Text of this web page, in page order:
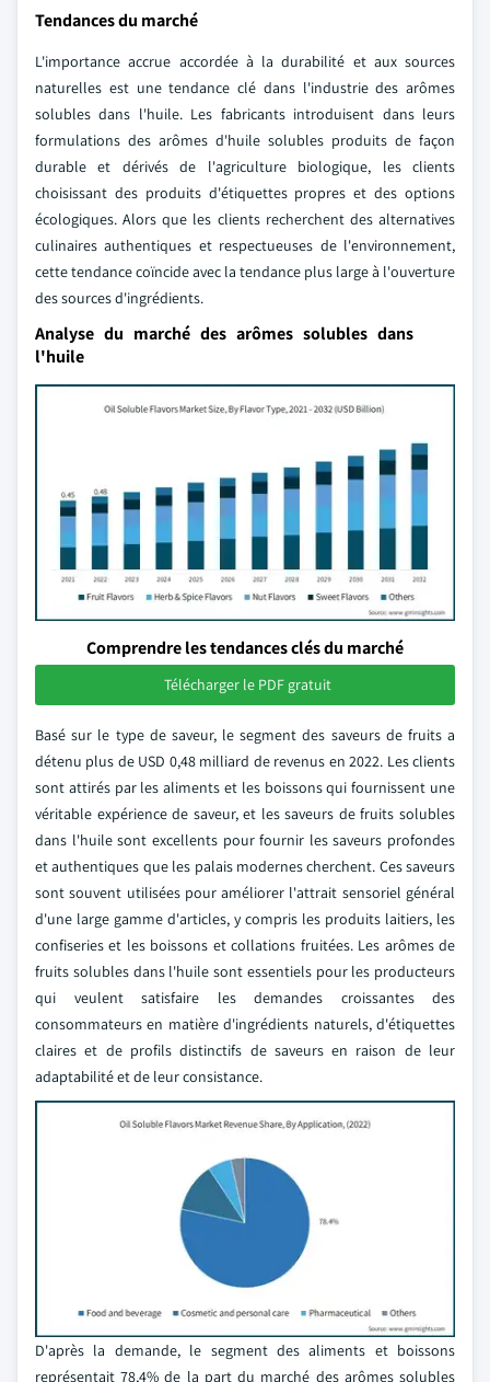
Tendances du marché
L'importance accrue accordée à la durabilité et aux sources
naturelles est une tendance clé dans l'industrie des arômes
solubles dans l'huile. Les fabricants introduisent dans leurs
formulations des arômes d'huile solubles produits de façon
durable et dérivés de l'agriculture biologique, les clients
choisissant des produits d'étiquettes propres et des options
écologiques. Alors que les clients recherchent des alternatives
culinaires authentiques et respectueuses de l'environnement,
cette tendance coïncide avec la tendance plus large à l'ouverture
des sources d'ingrédients.
Analyse du marché des arômes solubles dans
l'huile
Comprendre les tendances clés du marché
Télécharger le PDF gratuit
Basé sur le type de saveur, le segment des saveurs de fruits a
détenu plus de USD 0,48 milliard de revenus en 2022. Les clients
sont attirés par les aliments et les boissons qui fournissent une
véritable expérience de saveur, et les saveurs de fruits solubles
dans l'huile sont excellents pour fournir les saveurs profondes
et authentiques que les palais modernes cherchent. Ces saveurs
sont souvent utilisées pour améliorer l'attrait sensoriel général
d'une large gamme d'articles, y compris les produits laitiers, les
confiseries et les boissons et collations fruitées. Les arômes de
fruits solubles dans l'huile sont essentiels pour les producteurs
qui veulent satisfaire les demandes croissantes des
consommateurs en matière d'ingrédients naturels, d'étiquettes
claires et de profils distinctifs de saveurs en raison de leur
adaptabilité et de leur consistance.
D'après la demande, le segment des aliments et boissons
représentait 78,4% de la part du marché des arômes solubles